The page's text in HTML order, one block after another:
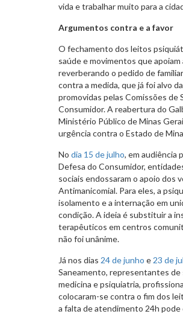
vida e trabalhar muito para a
Argumentos contra e a favor
O fechamento dos leitos
saúde e movimentos que
reverberando o pedido de
contra a medida, que já foi alvo
promovidas pelas Comissões de
Consumidor. A reabertura do
Ministério Público de Minas
urgência contra o Estado de
No dia 15 de julho, em audiência
Defesa do Consumidor,
sociais endossaram o apoio dos
Antimanicomial. Para eles, a
isolamento e a internação em
condição. A ideia é substituir a
terapêuticos em centros
não foi unânime.
Já nos dias 24 de junho e 23 de
Saneamento, representantes
medicina e psiquiatria,
colocaram-se contra o fim dos
a falta de atendimento 24h pode